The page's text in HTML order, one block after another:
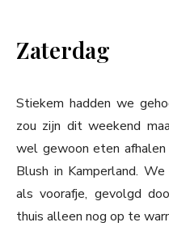
Zaterdag
Stiekem hadden we
zou zijn dit weekend
wel gewoon eten
Blush in Kamperland.
als voorafje, gevolgd
thuis alleen nog op te